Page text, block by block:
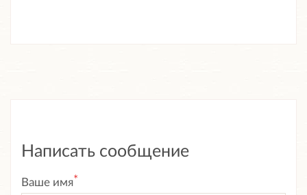
Написать сообщение
Ваше имя*